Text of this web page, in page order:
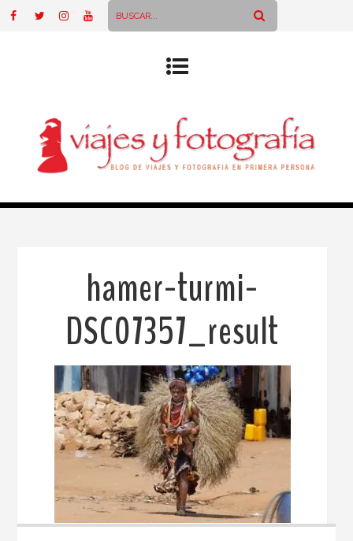
hamer-turmi-
DSC07357_result